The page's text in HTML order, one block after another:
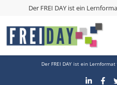
Der FREI DAY ist ein
Schlagwort:FREI DAY
Kontakt Presse
Der FREI DAY ist ein Lernformat